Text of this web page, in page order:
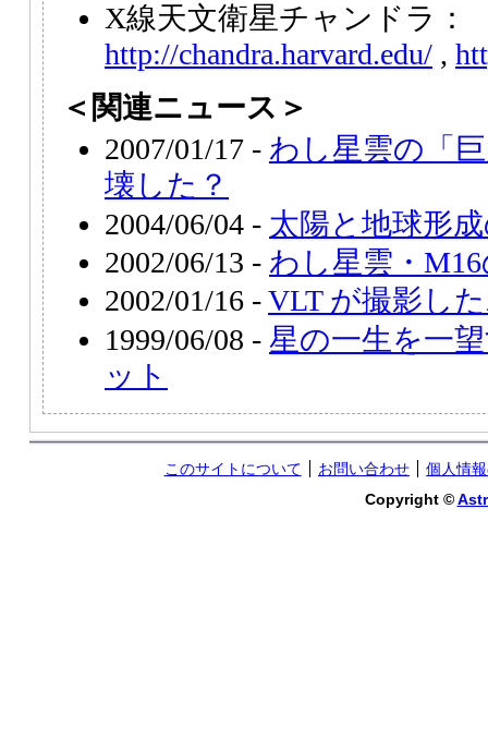
X線天文衛星チャンドラ：
http://chandra.harvard.edu/ ,
＜関連ニュース＞
2007/01/17 - わし星雲の「
壊した？
2004/06/04 - 太陽と地球形
2002/06/13 - わし星雲・
2002/01/16 -VLT が撮影し
1999/06/08 - 星の一生を一
ット
このサイトについて お問い合わせ
個人情
Copyright ©